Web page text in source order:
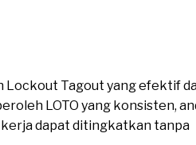
Lockout Tagout yang efektif
LOTO yang konsisten,
dapat ditingkatkan tanpa